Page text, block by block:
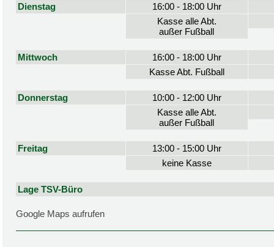
Dienstag
16:00 - 18:00 Uhr
Kasse alle Abt.
außer Fußball
Mittwoch
16:00 - 18:00 Uhr
Kasse Abt. Fußball
Donnerstag
10:00 - 12:00 Uhr
Kasse alle Abt.
außer Fußball
Freitag
13:00 - 15:00 Uhr
keine Kasse
Lage TSV-Büro
Google Maps aufrufen